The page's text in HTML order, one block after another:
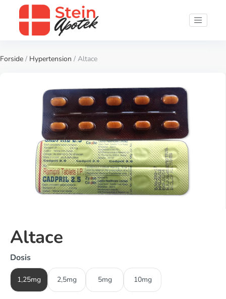
Forside / Hypertension / Altace
Altace
Dosis
1,25mg 2,5mg 5mg 10mg